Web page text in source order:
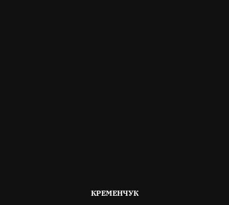
ОПУБЛІКОВАНО
КРЕМЕНЧУК